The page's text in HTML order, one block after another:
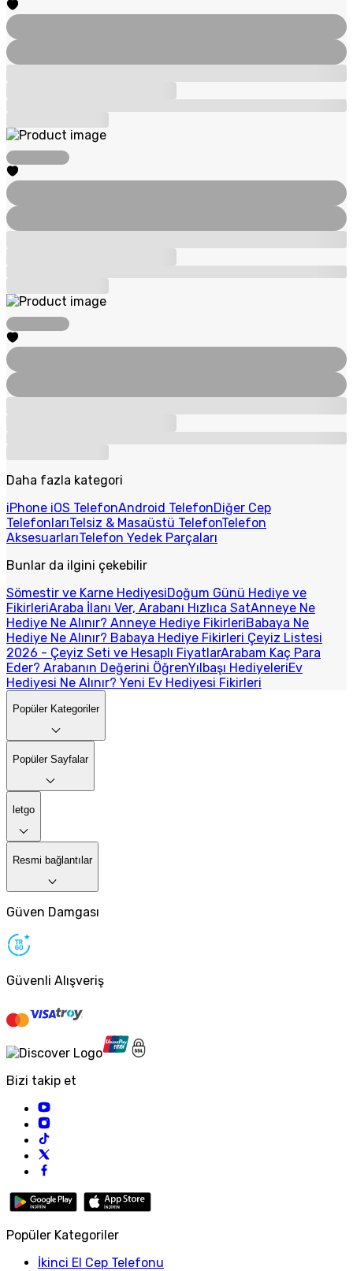
Daha fazla kategori
iPhone iOS TelefonAndroid TelefonDiğer Cep
TelefonlarıTelsiz & Masaüstü TelefonTelefon
AksesuarlarıTelefon Yedek Parçaları
Bunlar da ilgini çekebilir
Sömestir ve Karne HediyesiDoğum Günü Hediye ve
FikirleriAraba İlanı Ver, Arabanı Hızlıca SatAnneye Ne
Hediye Ne Alınır? Anneye Hediye FikirleriBabaya Ne
Hediye Ne Alınır? Babaya Hediye Fikirleri Çeyiz Listesi
2026 - Çeyiz Seti ve Hesaplı FiyatlarArabam Kaç Para
Eder? Arabanın Değerini ÖğrenYılbaşı HediyeleriEv
Hediyesi Ne Alınır? Yeni Ev Hediyesi Fikirleri
Popüler Kategoriler
Popüler Sayfalar
letgo
Resmi bağlantılar
Güven Damgası
Güvenli Alışveriş
Bizi takip et
Popüler Kategoriler
İkinci El Cep Telefonu